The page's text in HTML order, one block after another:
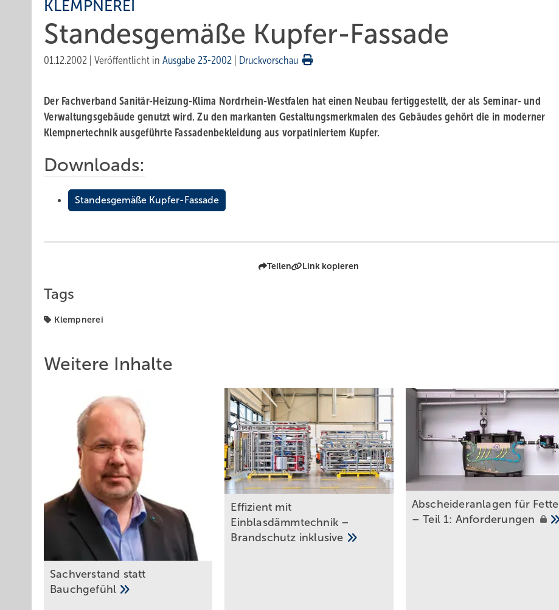
KLEMPNEREI
Standesgemäße Kupfer-Fassade
01.12.2002 Veröffentlicht in Ausgabe 23-2002 Druckvorschau
Der Fachverband Sanitär-Heizung-Klima Nordrhein-Westfalen hat einen Neubau fertiggestellt, der als Seminar- und
Verwaltungsgebäude genutzt wird. Zu den markanten Gestaltungsmerkmalen des Gebäudes gehört die in moderner
Klempnertechnik ausgeführte Fassadenbekleidung aus vorpatiniertem Kupfer.
Downloads:
Standesgemäße Kupfer-Fassade
Teilen Link kopieren
Tags
Klempnerei
Weitere Inhalte
Sachverstand statt
Bauchgefühl
Effizient mit
Einblasdämmtechnik –
Brandschutz inklusive
Abscheideranlagen für Fette
– Teil 1: Anforderungen